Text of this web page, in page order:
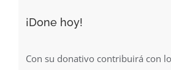
¡Done hoy!
Con su donativo contribuirá con